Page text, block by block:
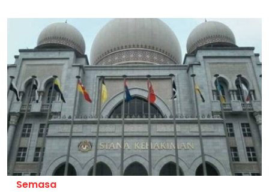
Abdul Rashid...
Semasa